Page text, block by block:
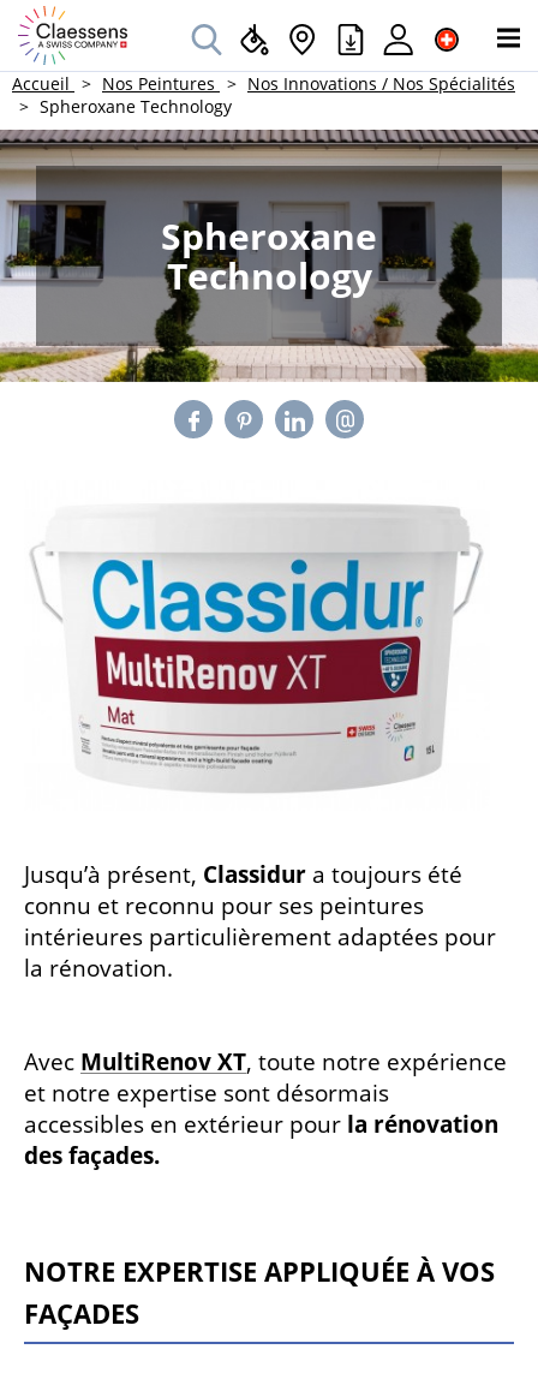
Accueil Nos Peintures
Nos Innovations / Nos Spécialités
Spheroxane Technology
Spheroxane
Technology
Jusqu’à présent, Classidur a toujours été
connu et reconnu pour ses peintures
intérieures particulièrement adaptées pour
la rénovation.
Avec MultiRenov XT, toute notre expérience
et notre expertise sont désormais
accessibles en extérieur pour la rénovation
des façades.
NOTRE EXPERTISE APPLIQUÉE À VOS
FAÇADES